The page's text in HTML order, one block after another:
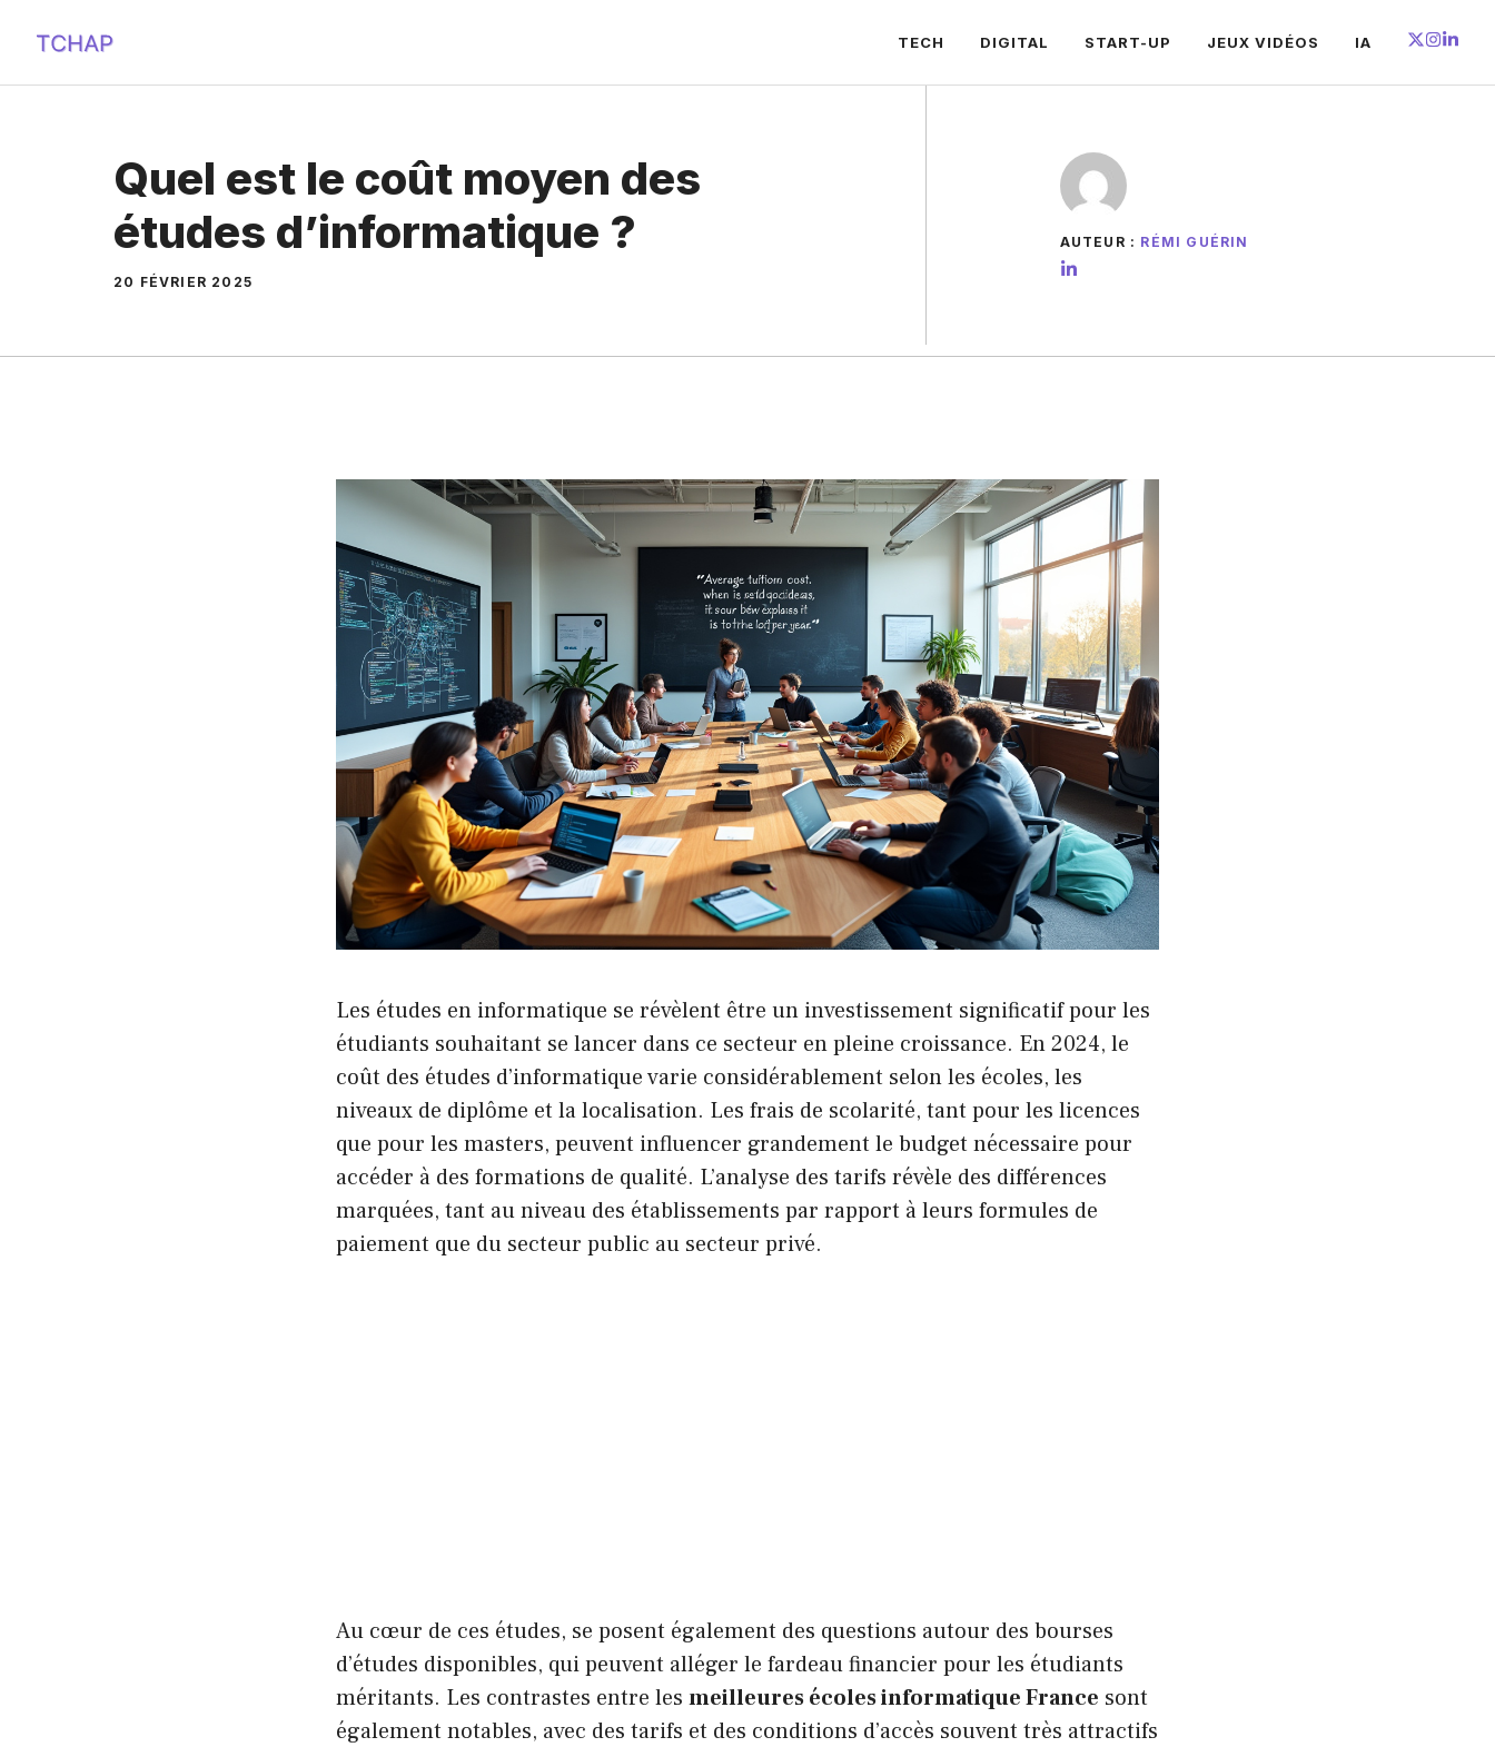
contenu
TECH DIGITAL START-UP JEUX VIDÉOS IA
Quel est le coût moyen des
études d’informatique ?
20 FÉVRIER 2025
AUTEUR : RÉMI GUÉRIN
Les études en informatique se révèlent être un investissement significatif pour les
étudiants souhaitant se lancer dans ce secteur en pleine croissance. En 2024, le
coût des études d’informatique varie considérablement selon les écoles, les
niveaux de diplôme et la localisation. Les frais de scolarité, tant pour les licences
que pour les masters, peuvent influencer grandement le budget nécessaire pour
accéder à des formations de qualité. L’analyse des tarifs révèle des différences
marquées, tant au niveau des établissements par rapport à leurs formules de
paiement que du secteur public au secteur privé.
Au cœur de ces études, se posent également des questions autour des bourses
d’études disponibles, qui peuvent alléger le fardeau financier pour les étudiants
méritants. Les contrastes entre les meilleures écoles informatique France sont
également notables, avec des tarifs et des conditions d’accès souvent très attractifs